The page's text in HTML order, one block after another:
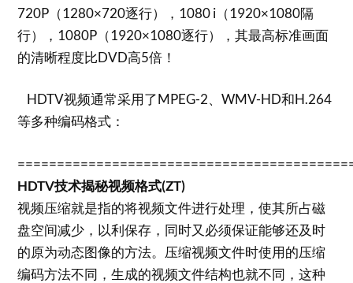
720P（1280×720逐行），1080 i（1920×1080隔
行），1080P（1920×1080逐行），其最高标准画面
的清晰程度比DVD高5倍！
HDTV视频通常采用了MPEG-2、WMV-HD和H.264
等多种编码格式：
HDTV技术揭秘视频格式(ZT)
视频压缩就是指的将视频文件进行处理，使其所占磁
盘空间减少，以利保存，同时又必须保证能够还及时
的原为动态图像的方法。压缩视频文件时使用的压缩
编码方法不同，生成的视频文件结构也就不同，这种